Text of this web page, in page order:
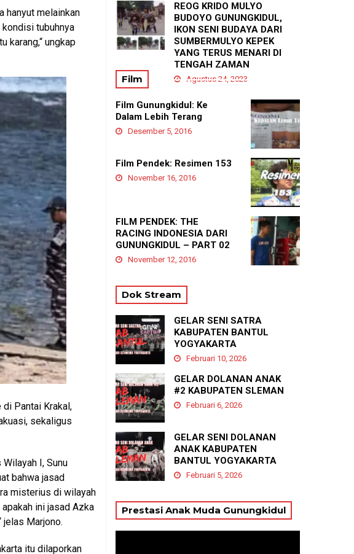
hanyut melainkan
kondisi tubuhnya
karang,“ ungkap
Pantai Krakal,
sekaligus
I, Sunu
bahwa jasad
misterius di wilayah
ini jasad Azka
jelas Marjono.
itu dilaporkan
REOG KRIDO MULYO
BUDOYO GUNUNGKIDUL,
IKON SENI BUDAYA DARI
SUMBERMULYO KEPEK
YANG TERUS MENARI DI
TENGAH ZAMAN
Agustus 24, 2023
Film
Film Gunungkidul: Ke
Dalam Lebih Terang
Desember 5, 2016
Film Pendek: Resimen 153
November 16, 2016
FILM PENDEK: THE
RACING INDONESIA DARI
GUNUNGKIDUL – PART 02
November 12, 2016
Dok Stream
GELAR SENI SATRA
KABUPATEN BANTUL
YOGYAKARTA
Februari 10, 2026
GELAR DOLANAN ANAK
#2 KABUPATEN SLEMAN
Februari 6, 2026
GELAR SENI DOLANAN
ANAK KABUPATEN
BANTUL YOGYAKARTA
Februari 5, 2026
Prestasi Anak Muda Gunungkidul